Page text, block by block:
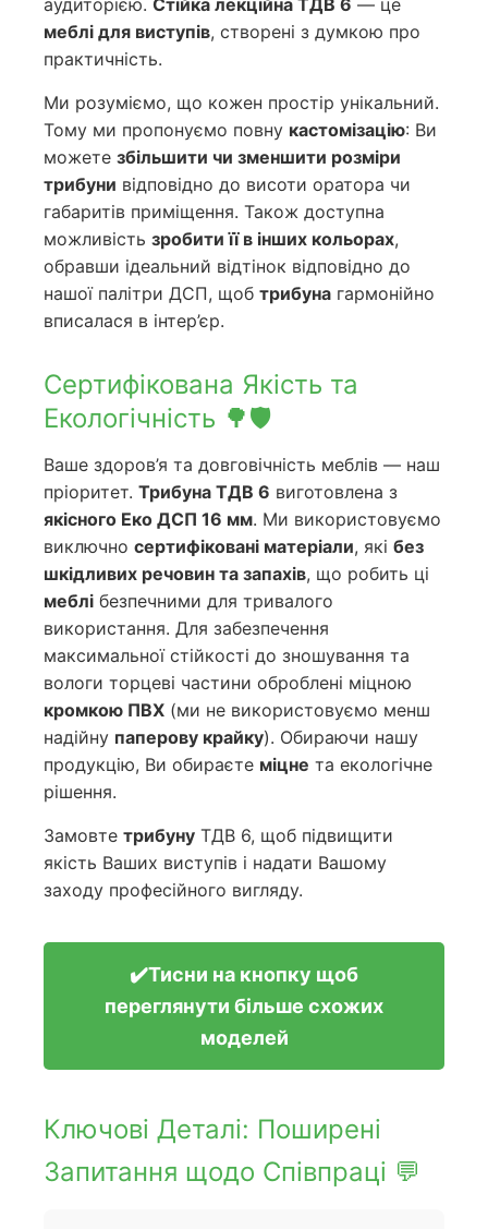
аудиторією. Стійка лекційна ТДВ 6 — це
меблі для виступів, створені з думкою про
практичність.
Ми розуміємо, що кожен простір унікальний.
Тому ми пропонуємо повну кастомізацію: Ви
можете збільшити чи зменшити розміри
трибуни відповідно до висоти оратора чи
габаритів приміщення. Також доступна
можливість зробити її в інших кольорах,
обравши ідеальний відтінок відповідно до
нашої палітри ДСП, щоб трибуна гармонійно
вписалася в інтер’єр.
Сертифікована Якість та
Екологічність 🌳🛡️
Ваше здоров’я та довговічність меблів — наш
пріоритет. Трибуна ТДВ 6 виготовлена з
якісного Еко ДСП 16 мм. Ми використовуємо
виключно сертифіковані матеріали, які без
шкідливих речовин та запахів, що робить ці
меблі безпечними для тривалого
використання. Для забезпечення
максимальної стійкості до зношування та
вологи торцеві частини оброблені міцною
кромкою ПВХ (ми не використовуємо менш
надійну паперову крайку). Обираючи нашу
продукцію, Ви обираєте міцне та екологічне
рішення.
Замовте трибуну ТДВ 6, щоб підвищити
якість Ваших виступів і надати Вашому
заходу професійного вигляду.
✔️Тисни на кнопку щоб
переглянути більше схожих
моделей
Ключові Деталі: Поширені
Запитання щодо Співпраці 💬